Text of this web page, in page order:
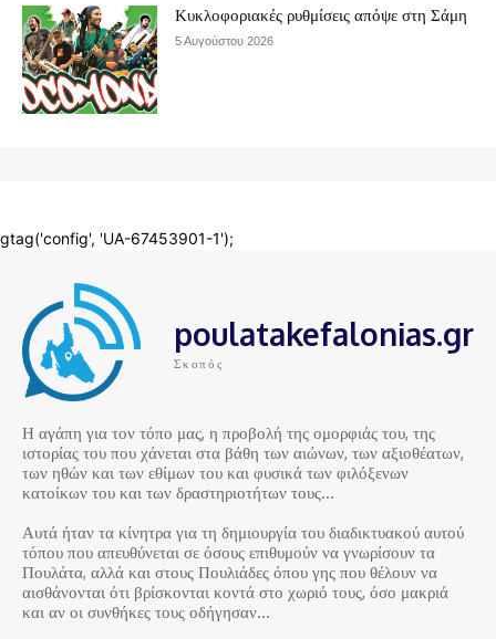
poulatakefalonias.gr
Σκοπός
Η αγάπη για τον τόπο μας, η προβολή της ομορφιάς του, της
ιστορίας του που χάνεται στα βάθη των αιώνων, των αξιοθέατων,
των ηθών και των εθίμων του και φυσικά των φιλόξενων
κατοίκων του και των δραστηριοτήτων τους…
Αυτά ήταν τα κίνητρα για τη δημιουργία του διαδικτυακού αυτού
τόπου που απευθύνεται σε όσους επιθυμούν να γνωρίσουν τα
Πουλάτα, αλλά και στους Πουλιάδες όπου γης που θέλουν να
αισθάνονται ότι βρίσκονται κοντά στο χωριό τους, όσο μακριά
και αν οι συνθήκες τους οδήγησαν…